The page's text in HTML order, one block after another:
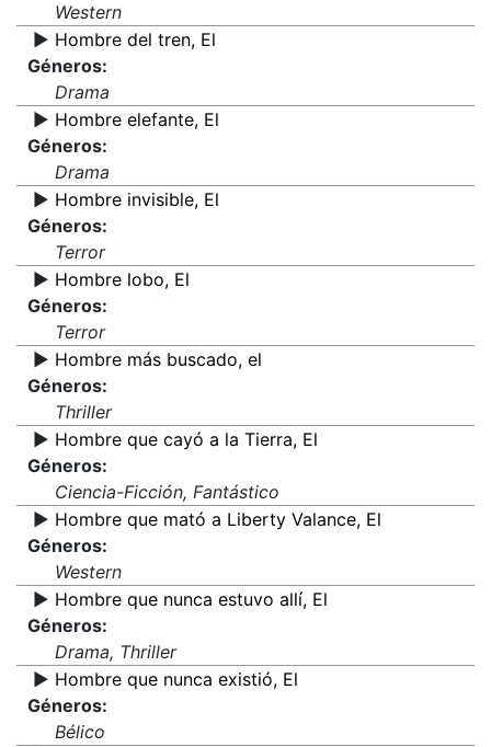
Western
▶️ Hombre del tren, El
Géneros:
Drama
▶️ Hombre elefante, El
Géneros:
Drama
▶️ Hombre invisible, El
Géneros:
Terror
▶️ Hombre lobo, El
Géneros:
Terror
▶️ Hombre más buscado, el
Géneros:
Thriller
▶️ Hombre que cayó a la Tierra, El
Géneros:
Ciencia-Ficción, Fantástico
▶️ Hombre que mató a Liberty Valance, El
Géneros:
Western
▶️ Hombre que nunca estuvo allí, El
Géneros:
Drama, Thriller
▶️ Hombre que nunca existió, El
Géneros:
Bélico